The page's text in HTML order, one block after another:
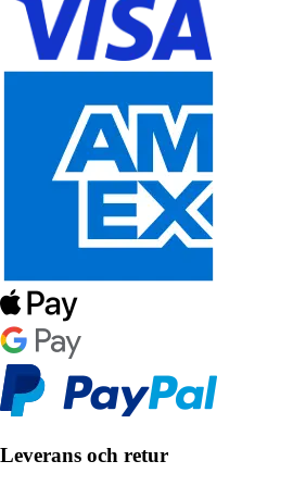
Leverans och retur